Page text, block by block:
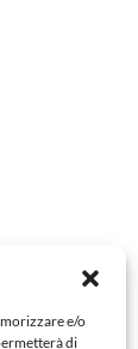
e/o
di